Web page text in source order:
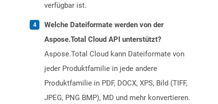
verfügbar ist.
Welche Dateiformate werden von der
Aspose.Total Cloud API unterstützt?
Aspose.Total Cloud kann Dateiformate von
jeder Produktfamilie in jede andere
Produktfamilie in PDF, DOCX, XPS, Bild (TIFF,
JPEG, PNG BMP), MD und mehr konvertieren.